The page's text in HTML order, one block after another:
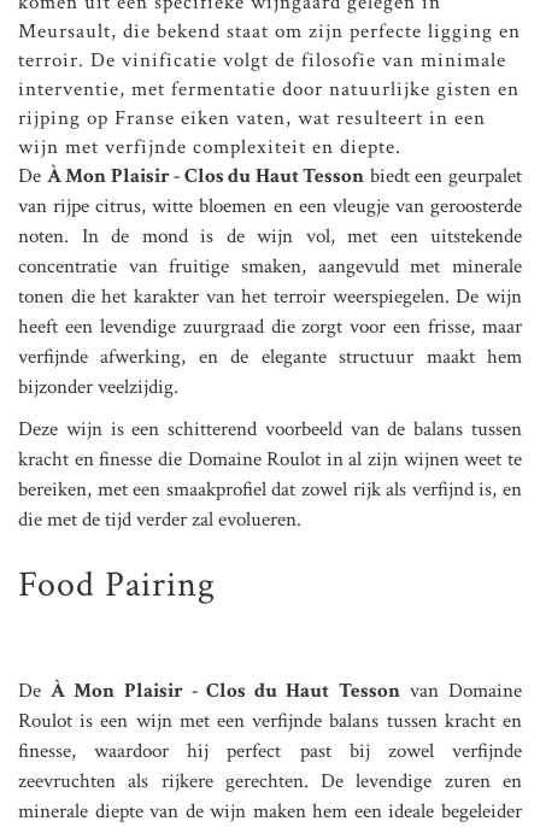
Meursault, die bekend staat om zijn perfecte ligging en
terroir. De vinificatie volgt de filosofie van minimale
interventie, met fermentatie door natuurlijke gisten en
rijping op Franse eiken vaten, wat resulteert in een
wijn met verfijnde complexiteit en diepte.
De À Mon Plaisir - Clos du Haut Tesson biedt een geurpalet
van rijpe citrus, witte bloemen en een vleugje van geroosterde
noten. In de mond is de wijn vol, met een uitstekende
concentratie van fruitige smaken, aangevuld met minerale
tonen die het karakter van het terroir weerspiegelen. De wijn
heeft een levendige zuurgraad die zorgt voor een frisse, maar
verfijnde afwerking, en de elegante structuur maakt hem
bijzonder veelzijdig.
Deze wijn is een schitterend voorbeeld van de balans tussen
kracht en finesse die Domaine Roulot in al zijn wijnen weet te
bereiken, met een smaakprofiel dat zowel rijk als verfijnd is, en
die met de tijd verder zal evolueren.
Food Pairing
DeÀ Mon Plaisir - Clos du Haut Tessonvan Domaine
Roulot is een wijn met een verfijnde balans tussen kracht en
finesse, waardoor hij perfect past bij zowel verfijnde
zeevruchten als rijkere gerechten. De levendige zuren en
minerale diepte van de wijn maken hem een ideale begeleider